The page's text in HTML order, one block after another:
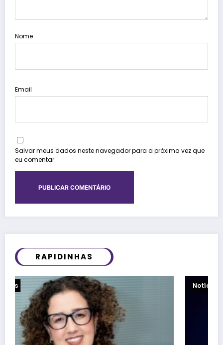
Nome
Email
Salvar meus dados neste navegador para a próxima vez que
eu comentar.
RAPIDINHAS
Notícias